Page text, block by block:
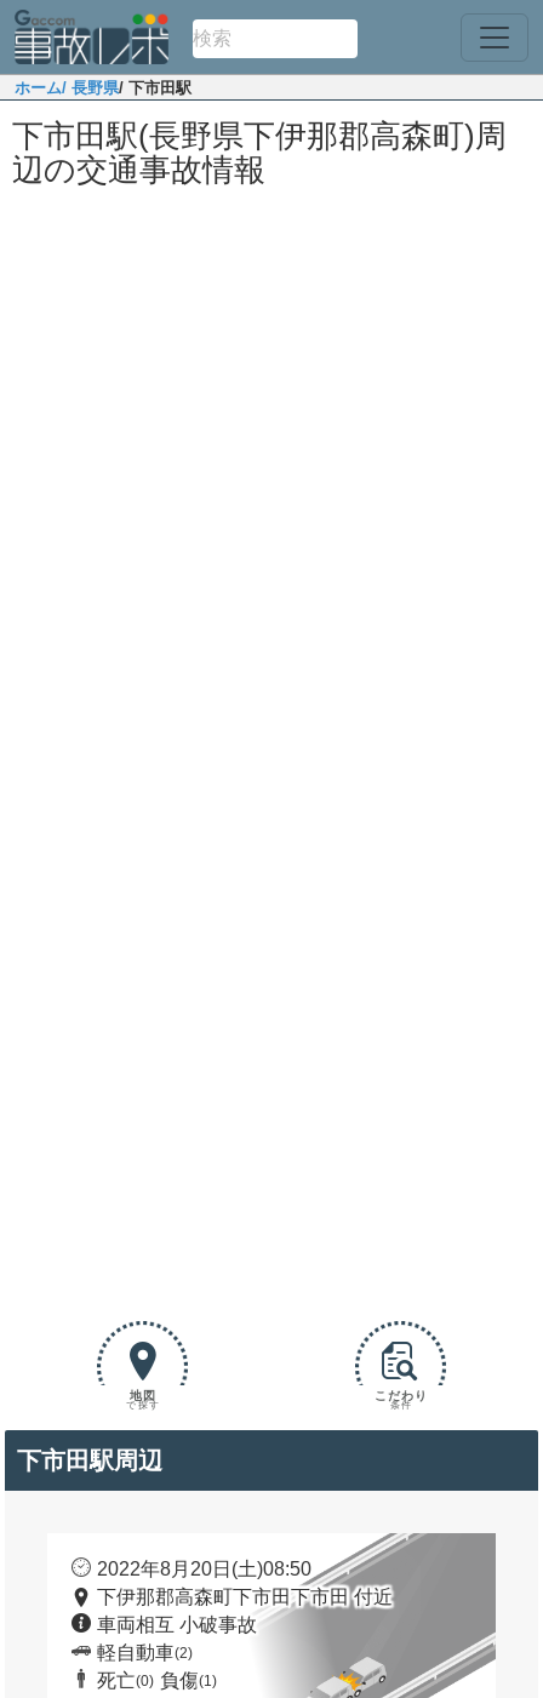
ホーム/ 長野県/ 下市田駅
下市田駅(長野県下伊那郡高森町)周
辺の交通事故情報
地図
で探す
こだわり
条件
下市田駅周辺
2022年8月20日(土)08:50
下伊那郡高森町下市田下市田 付近
車両相互 小破事故
軽自動車(2)
死亡(0) 負傷(1)